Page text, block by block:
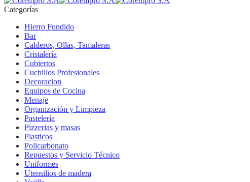
Categorías
Hierro Fundido
Bar
Calderos, Ollas, Tamaleras
Cristalería
Cubiertos
Cuchillos Profesionales
Decoracion
Equipos de Cocina
Menaje
Organización y Limpieza
Pastelería
Pizzerias y masas
Plasticos
Policarbonato
Repuestos y Servicio Técnico
Uniformes
Utensilios de madera